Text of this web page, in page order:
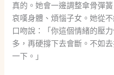
真的。她會一邊調整傘骨彈
哀嘆身體、煩惱子女。她從
口吻說：「你這個情緒的壓
多，再硬撐下去會斷。不如
一下。」